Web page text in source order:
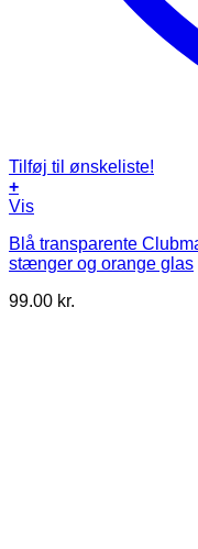
Tilføj til ønskeliste!
+
Vis
Blå transparente
stænger og orange glas
99.00 kr.